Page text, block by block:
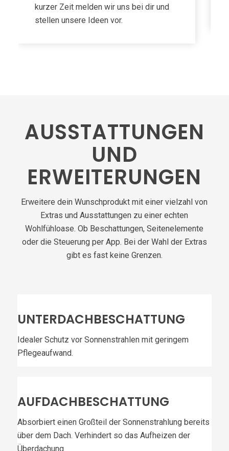
kurzer Zeit melden wir uns bei dir und
stellen unsere Ideen vor.
AUSSTATTUNGEN
UND
ERWEITERUNGEN
Erweitere dein Wunschprodukt mit einer vielzahl von
Extras und Ausstattungen zu einer echten
Wohlfühloase. Ob Beschattungen, Seitenelemente
oder die Steuerung per App. Bei der Wahl der Extras
gibt es fast keine Grenzen.
UNTERDACHBESCHATTUNG
Idealer Schutz vor Sonnenstrahlen mit geringem
Pflegeaufwand.
AUFDACHBESCHATTUNG
Absorbiert einen Großteil der Sonnenstrahlung bereits
über dem Dach. Verhindert so das Aufheizen der
Überdachung.